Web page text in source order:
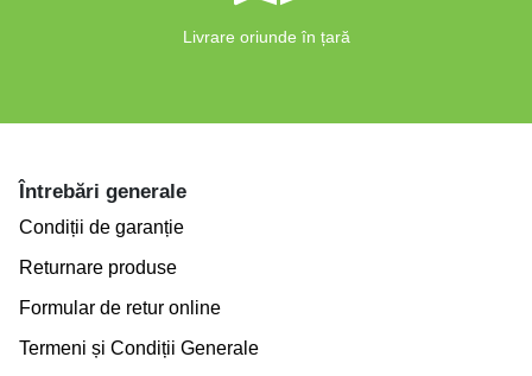
Livrare oriunde în țară
Întrebări generale
Condiții de garanție
Returnare produse
Formular de retur online
Termeni și Condiții Generale